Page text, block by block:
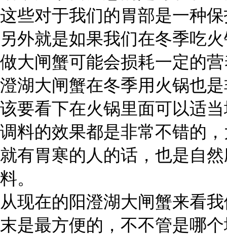
这些对于我们的胃部是一种
另外就是如果我们在冬季吃
做大闸蟹可能会损耗一定的
澄湖大闸蟹在冬季用火锅也
该要看下在火锅里面可以适
调料的效果都是非常不错的
就有胃寒的人的话，也是自
料。
从现在的阳澄湖大闸蟹来看
末是最方便的，不不管是哪